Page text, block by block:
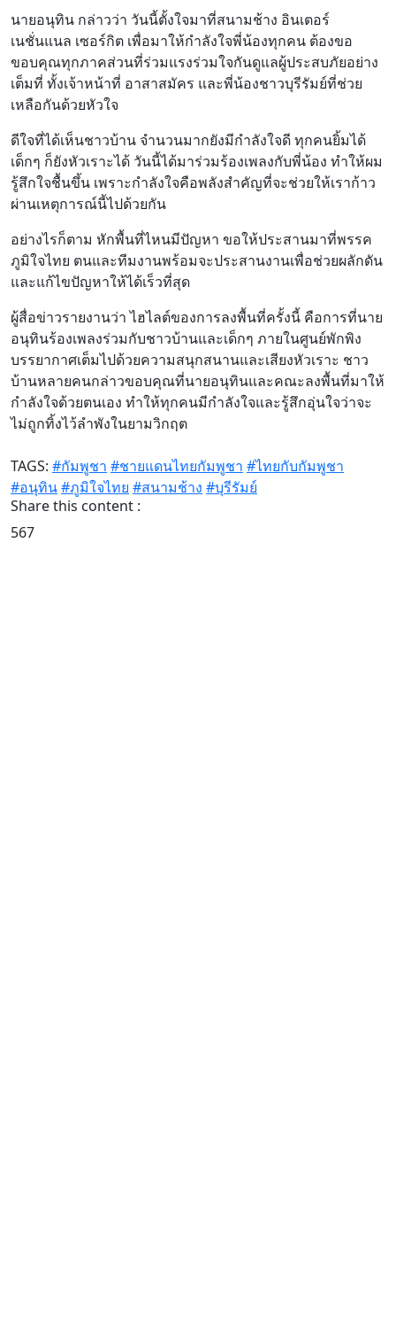
นายอนุทิน กล่าวว่า วันนี้ตั้งใจมาที่สนามช้าง อินเตอร์
เนชั่นแนล เซอร์กิต เพื่อมาให้กำลังใจพี่น้องทุกคน ต้องขอ
ขอบคุณทุกภาคส่วนที่ร่วมแรงร่วมใจกันดูแลผู้ประสบภัยอย่าง
เต็มที่ ทั้งเจ้าหน้าที่ อาสาสมัคร และพี่น้องชาวบุรีรัมย์ที่ช่วย
เหลือกันด้วยหัวใจ
ดีใจที่ได้เห็นชาวบ้าน จำนวนมากยังมีกำลังใจดี ทุกคนยิ้มได้
เด็กๆ ก็ยังหัวเราะได้ วันนี้ได้มาร่วมร้องเพลงกับพี่น้อง ทำให้ผม
รู้สึกใจชื้นขึ้น เพราะกำลังใจคือพลังสำคัญที่จะช่วยให้เราก้าว
ผ่านเหตุการณ์นี้ไปด้วยกัน
อย่างไรก็ตาม หักพื้นที่ไหนมีปัญหา ขอให้ประสานมาที่พรรค
ภูมิใจไทย ตนและทีมงานพร้อมจะประสานงานเพื่อช่วยผลักดัน
และแก้ไขปัญหาให้ได้เร็วที่สุด
ผู้สื่อข่าวรายงานว่า ไฮไลต์ของการลงพื้นที่ครั้งนี้ คือการที่นาย
อนุทินร้องเพลงร่วมกับชาวบ้านและเด็กๆ ภายในศูนย์พักพิง
บรรยากาศเต็มไปด้วยความสนุกสนานและเสียงหัวเราะ ชาว
บ้านหลายคนกล่าวขอบคุณที่นายอนุทินและคณะลงพื้นที่มาให้
กำลังใจด้วยตนเอง ทำให้ทุกคนมีกำลังใจและรู้สึกอุ่นใจว่าจะ
ไม่ถูกทิ้งไว้ลำพังในยามวิกฤต
TAGS: #กัมพูชา #ชายแดนไทยกัมพูชา #ไทยกับกัมพูชา
#อนุทิน#ภูมิใจไทย #สนามช้าง #บุรีรัมย์
Share this content :
567